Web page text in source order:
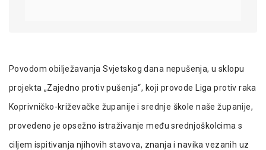
Povodom obilježavanja Svjetskog dana nepušenja, u sklopu
projekta „Zajedno protiv pušenja“, koji provode Liga protiv raka
Koprivničko-križevačke županije i srednje škole naše županije,
provedeno je opsežno istraživanje među srednjoškolcima s
ciljem ispitivanja njihovih stavova, znanja i navika vezanih uz